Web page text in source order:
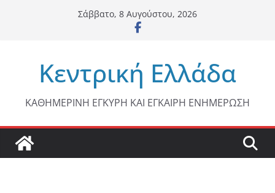
Σάββατο, 8 Αυγούστου, 2026
Κεντρική Ελλάδα
ΚΑΘΗΜΕΡΙΝΗ ΕΓΚΥΡΗ ΚΑΙ ΕΓΚΑΙΡΗ ΕΝΗΜΕΡΩΣΗ